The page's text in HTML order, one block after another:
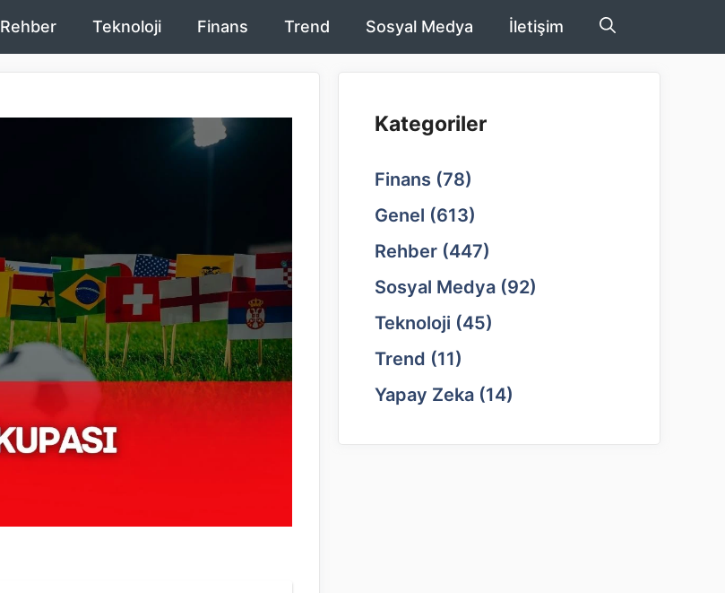
Rehber Teknoloji Finans Trend Sosyal Medya İletişim
Kategoriler
Finans (78)
Genel (613)
Rehber (447)
Sosyal Medya (92)
Teknoloji (45)
Trend (11)
Yapay Zeka (14)